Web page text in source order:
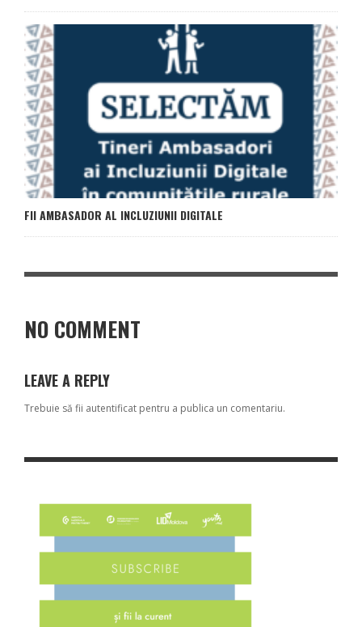
FII AMBASADOR AL INCLUZIUNII DIGITALE
NO COMMENT
LEAVE A REPLY
Trebuie să fii autentificat pentru a publica un comentariu.